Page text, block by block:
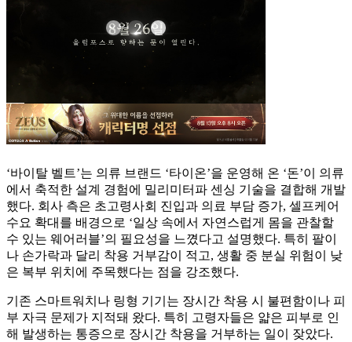
‘바이탈 벨트’는 의류 브랜드 ‘타이온’을 운영해 온 ‘돈’이 의류
에서 축적한 설계 경험에 밀리미터파 센싱 기술을 결합해 개발
했다. 회사 측은 초고령사회 진입과 의료 부담 증가, 셀프케어
수요 확대를 배경으로 ‘일상 속에서 자연스럽게 몸을 관찰할
수 있는 웨어러블’의 필요성을 느꼈다고 설명했다. 특히 팔이
나 손가락과 달리 착용 거부감이 적고, 생활 중 분실 위험이 낮
은 복부 위치에 주목했다는 점을 강조했다.
기존 스마트워치나 링형 기기는 장시간 착용 시 불편함이나 피
부 자극 문제가 지적돼 왔다. 특히 고령자들은 얇은 피부로 인
해 발생하는 통증으로 장시간 착용을 거부하는 일이 잦았다.